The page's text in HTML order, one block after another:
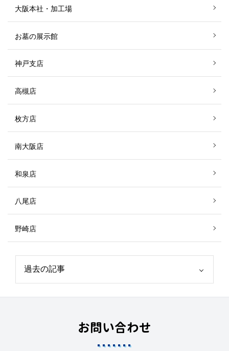
大阪本社・加工場
お墓の展示館
神戸支店
高槻店
枚方店
南大阪店
和泉店
八尾店
野崎店
お問い合わせ